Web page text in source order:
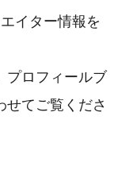
イター情報を
プロフィールブ
せてご覧くださ